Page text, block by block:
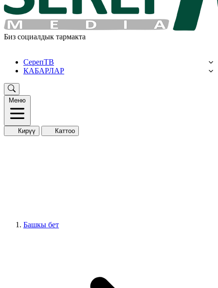
Биз социалдык тармакта
СерепТВ
КАБАРЛАР
Меню
Кирүү Каттоо
Башкы бет